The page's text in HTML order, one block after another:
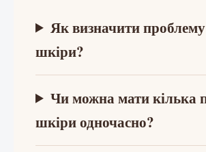
Як визначити проблему
шкіри?
Чи можна мати кілька
шкіри одночасно?